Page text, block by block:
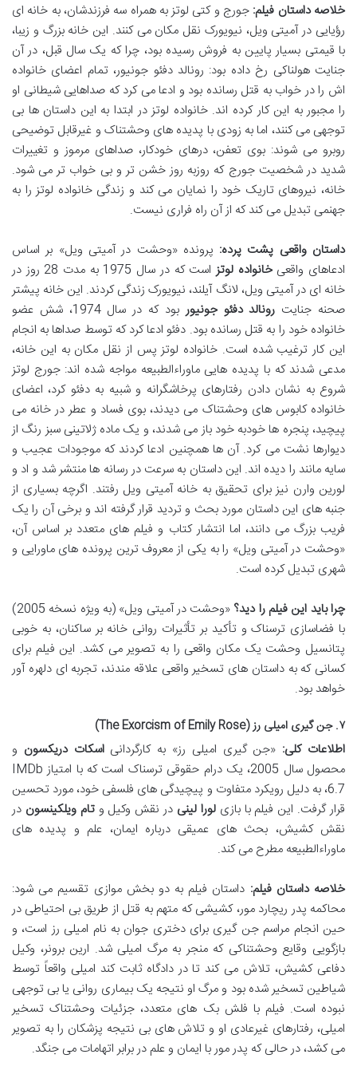
خلاصه داستان فیلم: جورج و کتی لوتز به همراه سه فرزندشان، به خانه ای
رؤیایی در آمیتی ویل، نیویورک نقل مکان می کنند. این خانه بزرگ و زیبا،
با قیمتی بسیار پایین به فروش رسیده بود، چرا که یک سال قبل، در آن
جنایت هولناکی رخ داده بود: رونالد دفئو جونیور، تمام اعضای خانواده
اش را در خواب به قتل رسانده بود و ادعا می کرد که صداهایی شیطانی او
را مجبور به این کار کرده اند. خانواده لوتز در ابتدا به این داستان ها بی
توجهی می کنند، اما به زودی با پدیده های وحشتناک و غیرقابل توضیحی
روبرو می شوند: بوی تعفن، درهای خودکار، صداهای مرموز و تغییرات
شدید در شخصیت جورج که روزبه روز خشن تر و بی خواب تر می شود.
خانه، نیروهای تاریک خود را نمایان می کند و زندگی خانواده لوتز را به
جهنمی تبدیل می کند که از آن راه فراری نیست.
داستان واقعی پشت پرده: پرونده «وحشت در آمیتی ویل» بر اساس
ادعاهای واقعیخانواده لوتز
است که در سال 1975 به مدت 28 روز در
خانه ای در آمیتی ویل، لانگ آیلند، نیویورک زندگی کردند. این خانه پیشتر
صحنه جنایت رونالد دفئو جونیور
بود که در سال 1974، شش عضو
خانواده خود را به قتل رسانده بود. دفئو ادعا کرد که توسط صداها به انجام
این کار ترغیب شده است. خانواده لوتز پس از نقل مکان به این خانه،
مدعی شدند که با پدیده هایی ماوراءالطبیعه مواجه شده اند: جورج لوتز
شروع به نشان دادن رفتارهای پرخاشگرانه و شبیه به دفئو کرد، اعضای
خانواده کابوس های وحشتناک می دیدند، بوی فساد و عطر در خانه می
پیچید، پنجره ها خودبه خود باز می شدند، و یک ماده ژلاتینی سبز رنگ از
دیوارها نشت می کرد. آن ها همچنین ادعا کردند که موجودات عجیب و
سایه مانند را دیده اند. این داستان به سرعت در رسانه ها منتشر شد و اد و
لورین وارن نیز برای تحقیق به خانه آمیتی ویل رفتند. اگرچه بسیاری از
جنبه های این داستان مورد بحث و تردید قرار گرفته اند و برخی آن را یک
فریب بزرگ می دانند، اما انتشار کتاب و فیلم های متعدد بر اساس آن،
«وحشت در آمیتی ویل» را به یکی از معروف ترین پرونده های ماورایی و
شهری تبدیل کرده است.
چرا باید این فیلم را دید؟
«وحشت در آمیتی ویل» (به ویژه نسخه 2005)
با فضاسازی ترسناک و تأکید بر تأثیرات روانی خانه بر ساکنان، به خوبی
پتانسیل وحشت یک مکان واقعی را به تصویر می کشد. این فیلم برای
کسانی که به داستان های تسخیر واقعی علاقه مندند، تجربه ای دلهره آور
خواهد بود.
۷. جن گیری امیلی رز (The Exorcism of Emily Rose)
اطلاعات کلی: «جن گیری امیلی رز» به کارگردانیاسکات دریکسون و
محصول سال 2005، یک درام حقوقی ترسناک است که با امتیاز IMDb
6.7، به دلیل رویکرد متفاوت و پیچیدگی های فلسفی خود، مورد تحسین
قرار گرفت. این فیلم با بازیلورا لینی در نقش وکیل وتام ویلکینسون در
نقش کشیش، بحث های عمیقی درباره ایمان، علم و پدیده های
ماوراءالطبیعه مطرح می کند.
خلاصه داستان فیلم: داستان فیلم به دو بخش موازی تقسیم می شود:
محاکمه پدر ریچارد مور، کشیشی که متهم به قتل از طریق بی احتیاطی در
حین انجام مراسم جن گیری برای دختری جوان به نام امیلی رز است، و
بازگویی وقایع وحشتناکی که منجر به مرگ امیلی شد. ارین برونر، وکیل
دفاعی کشیش، تلاش می کند تا در دادگاه ثابت کند امیلی واقعاً توسط
شیاطین تسخیر شده بود و مرگ او نتیجه یک بیماری روانی یا بی توجهی
نبوده است. فیلم با فلش بک های متعدد، جزئیات وحشتناک تسخیر
امیلی، رفتارهای غیرعادی او و تلاش های بی نتیجه پزشکان را به تصویر
می کشد، در حالی که پدر مور با ایمان و علم در برابر اتهامات می جنگد.